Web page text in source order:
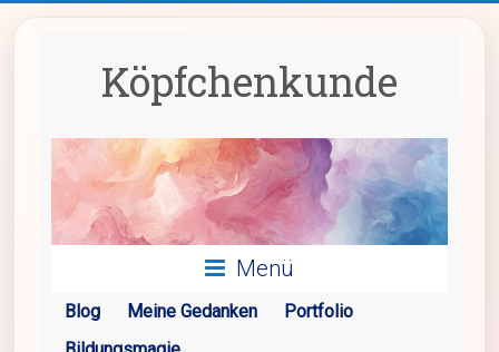
Köpfchenkunde
Menü
Blog Meine Gedanken
Portfolio